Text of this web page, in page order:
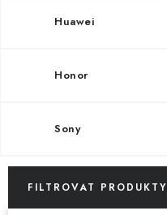
DRŽÁKY A STOJÁNKY
KONTAKTY
Huawei
Honor
Sony
FILTROVAT PRODUKTY